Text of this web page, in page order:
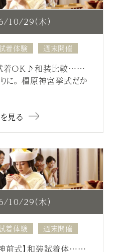
10/29（木）
着体験 週末開催
試着OK♪和装比較……
に。 橿原神宮挙式だか
見る
10/29（木）
着体験 週末開催
前式】和装試着体……